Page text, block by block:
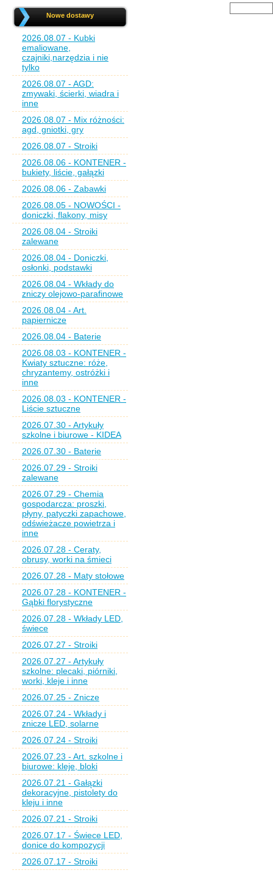
Nowe dostawy
2026.08.07 - Kubki
emaliowane,
czajniki,narzędzia i nie
tylko
2026.08.07 - AGD:
zmywaki, ścierki, wiadra i
inne
2026.08.07 - Mix różności:
agd, gniotki, gry
2026.08.07 - Stroiki
2026.08.06 - KONTENER -
bukiety, liście, gałązki
2026.08.06 - Zabawki
2026.08.05 - NOWOŚCI -
doniczki, flakony, misy
2026.08.04 - Stroiki
zalewane
2026.08.04 - Doniczki,
osłonki, podstawki
2026.08.04 - Wkłady do
zniczy olejowo-parafinowe
2026.08.04 - Art.
papiernicze
2026.08.04 - Baterie
2026.08.03 - KONTENER -
Kwiaty sztuczne: róże,
chryzantemy, ostróżki i
inne
2026.08.03 - KONTENER -
Liście sztuczne
2026.07.30 - Artykuły
szkolne i biurowe - KIDEA
2026.07.30 - Baterie
2026.07.29 - Stroiki
zalewane
2026.07.29 - Chemia
gospodarcza: proszki,
płyny, patyczki zapachowe,
odświeżacze powietrza i
inne
2026.07.28 - Ceraty,
obrusy, worki na śmieci
2026.07.28 - Maty stołowe
2026.07.28 - KONTENER -
Gąbki florystyczne
2026.07.28 - Wkłady LED,
świece
2026.07.27 - Stroiki
2026.07.27 - Artykuły
szkolne: plecaki, piórniki,
worki, kleje i inne
2026.07.25 - Znicze
2026.07.24 - Wkłady i
znicze LED, solarne
2026.07.24 - Stroiki
2026.07.23 - Art. szkolne i
biurowe: kleje, bloki
2026.07.21 - Gałązki
dekoracyjne, pistolety do
kleju i inne
2026.07.21 - Stroiki
2026.07.17 - Świece LED,
donice do kompozycji
2026.07.17 - Stroiki